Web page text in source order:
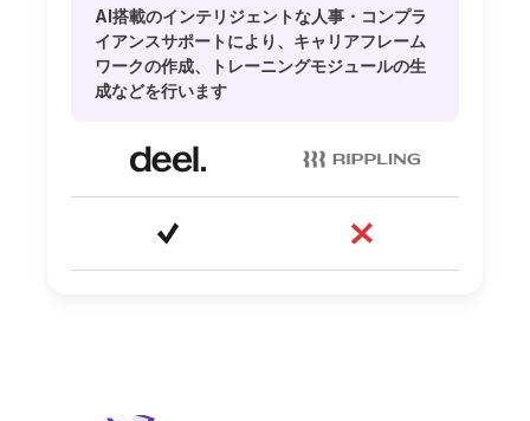
AI搭載のインテリジェントな人事・コンプラ
イアンスサポートにより、キャリアフレーム
ワークの作成、トレーニングモジュールの生
成などを行います